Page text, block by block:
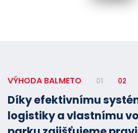
VÝHODA BALMETO 01 02
Díky efektivnímu
logistiky a vlastnímu